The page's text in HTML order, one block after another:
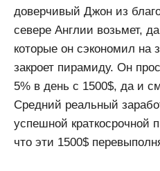
доверчивый Джон из
севере Англии возьмет,
которые он сэкономил на
закроет пирамиду. Он
5% в день с 1500$, да и
Средний реальный
успешной краткосрочной
что эти 1500$